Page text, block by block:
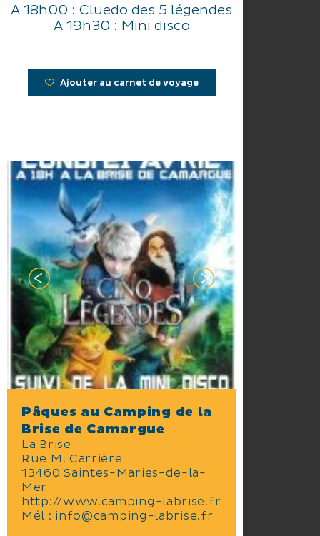
A 18h00 : Cluedo des 5 légendes
A 19h30 : Mini disco
Ajouter au carnet de voyage
Pâques au Camping de la
Brise de Camargue
La Brise
Rue M. Carrière
13460 Saintes-Maries-de-la-
Mer
http://www.camping-labrise.fr
Mél : info@camping-labrise.fr